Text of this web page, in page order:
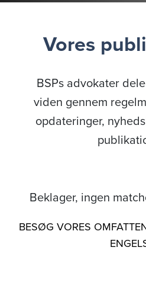
Vores
BSPs advokater
viden gennem
opdateringer,
Beklager, ingen
BESØG VORES